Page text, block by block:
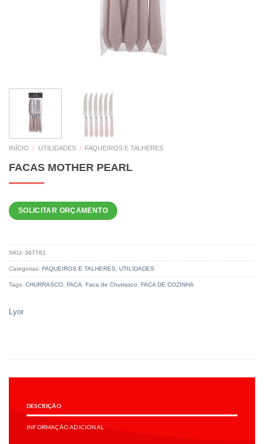
INÍCIO / UTILIDADES / FAQUEIROS E TALHERES
FACAS MOTHER PEARL
SOLICITAR ORÇAMENTO
SKU: 367761
Categorias: FAQUEIROS E TALHERES UTILIDADES
Tags: CHURRASCO FACA Faca de Churrasco FACA DE COZINHA
Lyor
DESCRIÇÃO
INFORMAÇÃO ADICIONAL